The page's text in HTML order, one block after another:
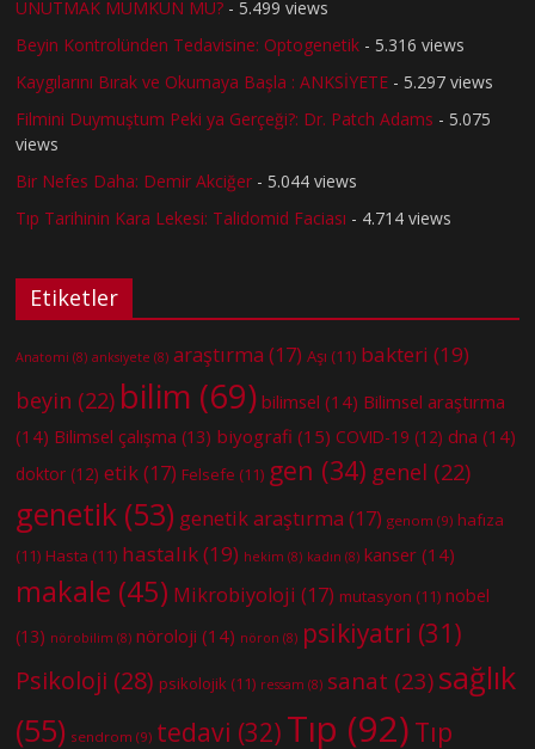
UNUTMAK MÜMKÜN MÜ? - 5.499 views
Beyin Kontrolünden Tedavisine: Optogenetik - 5.316 views
Kaygılarını Bırak ve Okumaya Başla : ANKSİYETE - 5.297 views
Filmini Duymuştum Peki ya Gerçeği?: Dr. Patch Adams - 5.075
views
Bir Nefes Daha: Demir Akciğer - 5.044 views
Tıp Tarihinin Kara Lekesi: Talidomid Faciası - 4.714 views
Etiketler
Anatomi (8) anksiyete (8) araştırma (17) Aşı (11) bakteri (19)
beyin (22) bilim (69) bilimsel (14) Bilimsel araştırma
(14) Bilimsel çalışma (13) biyografi (15) COVID-19 (12) dna (14)
doktor (12) etik(17) Felsefe (11) gen (34) genel (22)
genetik (53) genetik araştırma (17) genom (9) hafıza
(11) Hasta (11) hastalık(19) hekim (8) kadın (8) kanser (14)
makale (45) Mikrobiyoloji (17) mutasyon (11) nobel
(13) nörobilim (8) nöroloji (14) nöron (8) psikiyatri (31)
Psikoloji (28) psikolojik (11) ressam (8) sanat (23) sağlık
(55) sendrom (9) tedavi (32) Tıp (92) Tıp